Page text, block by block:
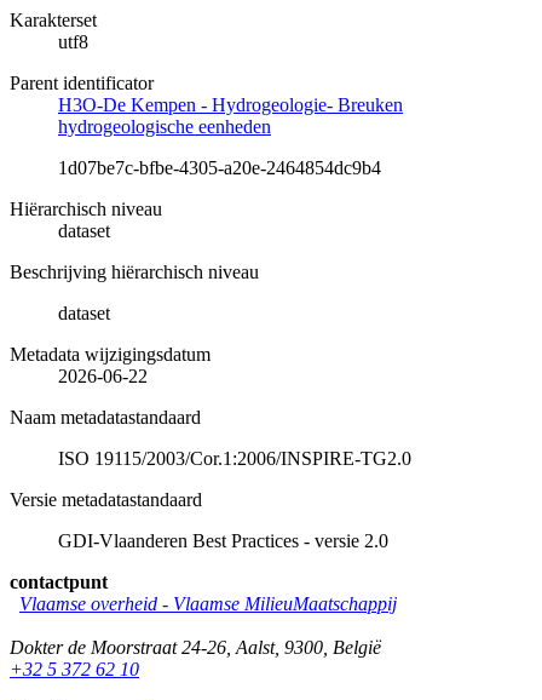
Karakterset
utf8
Parent identificator
H3O-De Kempen - Hydrogeologie- Breuken
hydrogeologische eenheden
1d07be7c-bfbe-4305-a20e-2464854dc9b4
Hiërarchisch niveau
dataset
Beschrijving hiërarchisch niveau
dataset
Metadata wijzigingsdatum
2026-06-22
Naam metadatastandaard
ISO 19115/2003/Cor.1:2006/INSPIRE-TG2.0
Versie metadatastandaard
GDI-Vlaanderen Best Practices - versie 2.0
contactpunt
Vlaamse overheid - Vlaamse MilieuMaatschappij
Dokter de Moorstraat 24-26 Aalst, 9300 België
+32 5 372 62 10